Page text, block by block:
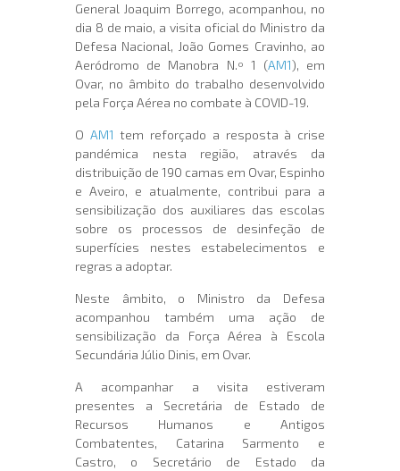
General Joaquim Borrego, acompanhou, no
dia 8 de maio, a visita oficial do Ministro da
Defesa Nacional, João Gomes Cravinho, ao
Aeródromo de Manobra N.º 1 (AM1), em
Ovar, no âmbito do trabalho desenvolvido
pela Força Aérea no combate à COVID-19.
O AM1 tem reforçado a resposta à crise
pandémica nesta região, através da
distribuição de 190 camas em Ovar, Espinho
e Aveiro, e atualmente, contribui para a
sensibilização dos auxiliares das escolas
sobre os processos de desinfeção de
superfícies nestes estabelecimentos e
regras a adoptar.
Neste âmbito, o Ministro da Defesa
acompanhou também uma ação de
sensibilização da Força Aérea à Escola
Secundária Júlio Dinis, em Ovar.
A acompanhar a visita estiveram
presentes a Secretária de Estado de
Recursos Humanos e Antigos
Combatentes, Catarina Sarmento e
Castro, o Secretário de Estado da